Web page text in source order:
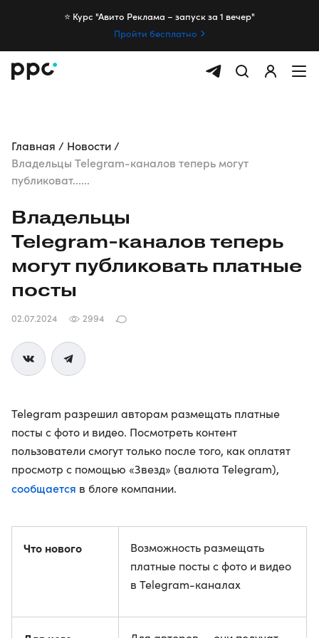
⭐️ Курс "Авито Реклама – запуск за 1 вечер"
Пройти бесплатно
Главная
Новости
Владельцы Telegram-каналов теперь могут
публиковат......
Владельцы
Telegram-каналов теперь
могут публиковать платные
посты
02.07.2024 2994
Telegram разрешил авторам размещать платные
посты с фото и видео. Посмотреть контент
пользователи смогут только после того, как оплатят
просмотр с помощью «Звезд» (валюта Telegram),
сообщается в блоге компании.
Что нового
Возможность размещать
платные посты с фото и видео
в Telegram-каналах